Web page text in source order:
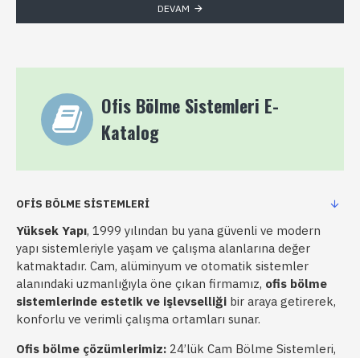
DEVAM
Ofis Bölme Sistemleri E-
Katalog
OFIS BÖLME SISTEMLERI
Yüksek Yapı, 1999 yılından bu yana güvenli ve modern
yapı sistemleriyle yaşam ve çalışma alanlarına değer
katmaktadır. Cam, alüminyum ve otomatik sistemler
alanındaki uzmanlığıyla öne çıkan firmamız, ofis bölme
sistemlerinde estetik ve işlevselliği bir araya getirerek,
konforlu ve verimli çalışma ortamları sunar.
Ofis bölme çözümlerimiz: 24’lük Cam Bölme Sistemleri,